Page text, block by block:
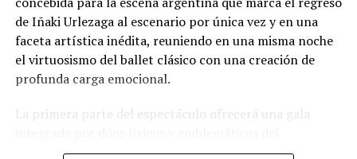
de Iñaki Urlezaga al escenario por única vez y en una
faceta artística inédita, reuniendo en una misma noche
el virtuosismo del ballet clásico con una creación de
profunda carga emocional.
La primera parte del espectáculo ofrecerá una gala
repertorio universal del ballet, con una selección de